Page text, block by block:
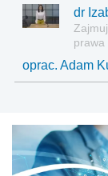
dr
prawa
oprac. Adam